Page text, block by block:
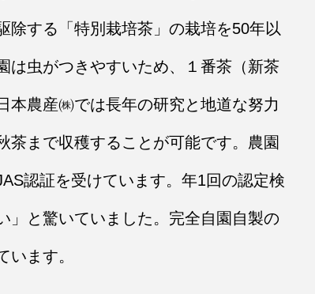
除する「特別栽培茶」の栽培を50年以
は虫がつきやすいため、１番茶（新茶
本農産㈱では長年の研究と地道な努力
茶まで収穫することが可能です。農園
認証を受けています。年1回の認定検
」と驚いていました。完全自園自製の
います。